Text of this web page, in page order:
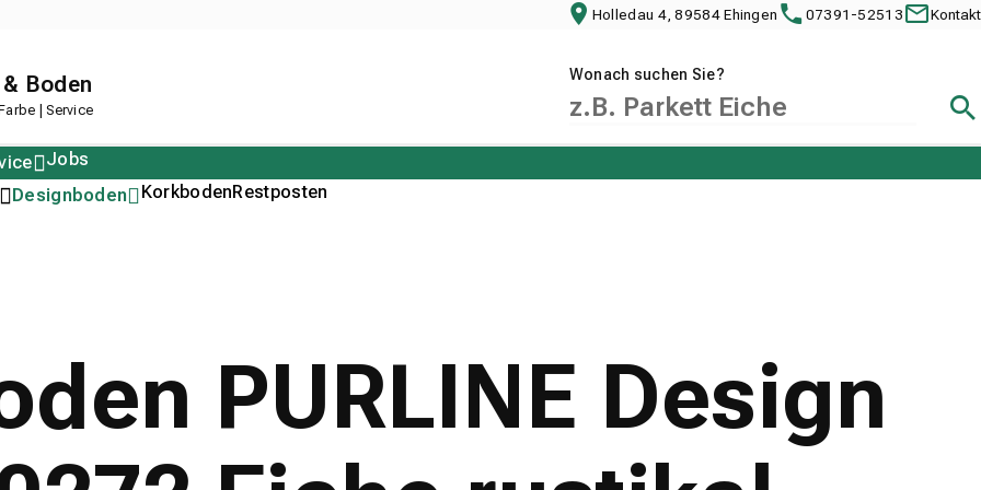
Holledau 4, 89584 Ehingen 07391-52513 Kontakt
Boden
| Service
Wonach suchen Sie?
Designboden KorkbodenRestposten
Jobs
PURLINE Design